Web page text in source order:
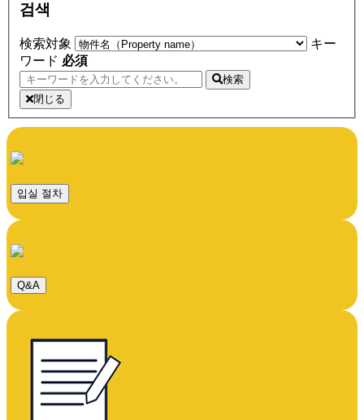
검색
検索対象
キー
ワード 必須
検索
閉じる
입실 절차
Q&A